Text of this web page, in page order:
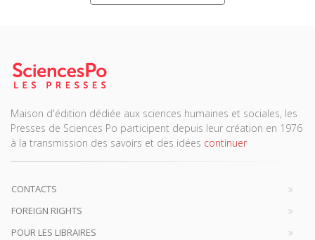
Maison d'édition dédiée aux sciences humaines et sociales, les
Presses de Sciences Po participent depuis leur création en 1976
à la transmission des savoirs et des idées continuer
CONTACTS
FOREIGN RIGHTS
POUR LES LIBRAIRES